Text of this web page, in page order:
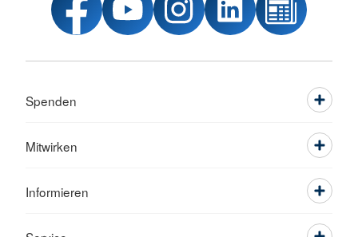
Spenden
Mitwirken
Informieren